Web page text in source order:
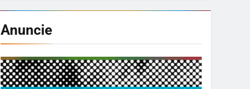
Anuncie